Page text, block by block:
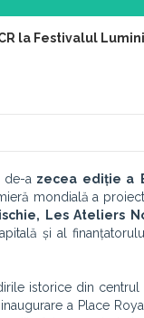
la Festivalul
de-a zecea ediție a
mondială a
Les Ateliers
și al
istorice din centrul
a Place